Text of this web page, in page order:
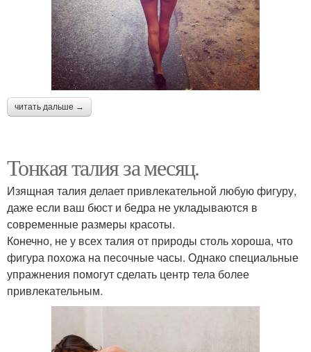
читать дальше →
Тонкая талия за месяц.
Изящная талия делает привлекательной любую фигуру,
даже если ваш бюст и бедра не укладываются в
современные размеры красоты.
Конечно, не у всех талия от природы столь хороша, что
фигура похожа на песочные часы. Однако специальные
упражнения помогут сделать центр тела более
привлекательным.